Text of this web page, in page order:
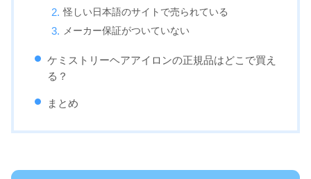
怪しい日本語のサイトで売られている
メーカー保証がついていない
ケミストリーヘアアイロンの正規品はどこで買え
る？
まとめ